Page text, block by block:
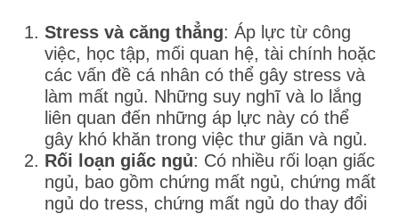
Stress và căng thẳng: Áp lực từ công
việc, học tập, mối quan hệ, tài chính hoặc
các vấn đề cá nhân có thể gây stress và
làm mất ngủ. Những suy nghĩ và lo lắng
liên quan đến những áp lực này có thể
gây khó khăn trong việc thư giãn và ngủ.
Rối loạn giấc ngủ: Có nhiều rối loạn giấc
ngủ, bao gồm chứng mất ngủ, chứng mất
ngủ do tress, chứng mất ngủ do thay đổi